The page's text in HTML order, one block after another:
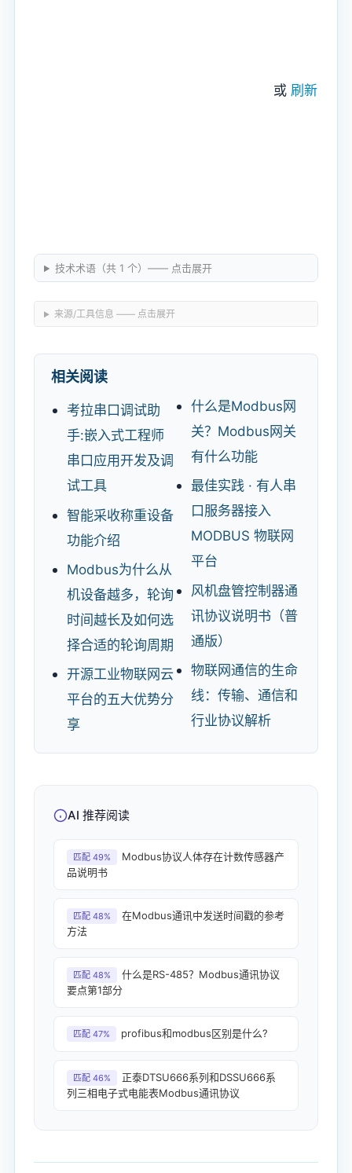
或 刷新
技术术语（共 1 个）—— 点击展开
来源/工具信息 —— 点击展开
相关阅读
考拉串口调试助
手:嵌入式工程师
串口应用开发及调
试工具
智能采收称重设备
功能介绍
Modbus为什么从
机设备越多，轮询
时间越长及如何选
择合适的轮询周期
开源工业物联网云
平台的五大优势分
享
什么是Modbus网
关？Modbus网关
有什么功能
最佳实践 · 有人串
口服务器接入
MODBUS 物联网
平台
风机盘管控制器通
讯协议说明书（普
通版）
物联网通信的生命
线：传输、通信和
行业协议解析
AI 推荐阅读
匹配 49%
Modbus协议人体存在计数传感器产
品说明书
匹配 48%
在Modbus通讯中发送时间戳的参考
方法
匹配 48%
什么是RS-485？Modbus通讯协议
要点第1部分
匹配 47% profibus和modbus区别是什么?
匹配 46%
正泰DTSU666系列和DSSU666系
列三相电子式电能表Modbus通讯协议